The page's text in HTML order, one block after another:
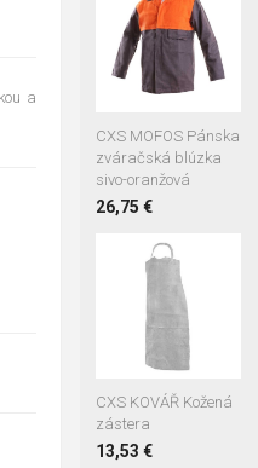
a
CXS MOFOS Pánska
zváračská blúzka
sivo-oranžová
26,75 €
52
54
56
58
60
62
CXS KOVÁŘ Kožená
zástera
13,53 €